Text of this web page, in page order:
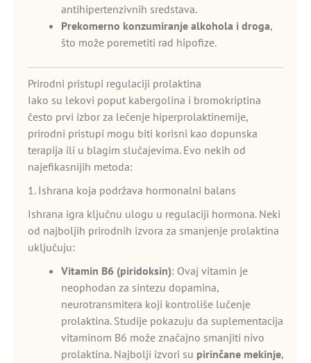
antihipertenzivnih sredstava.
Prekomerno konzumiranje alkohola i droga,
što može poremetiti rad hipofize.
Prirodni pristupi regulaciji prolaktina
Iako su lekovi poput kabergolina i bromokriptina
često prvi izbor za lečenje hiperprolaktinemije,
prirodni pristupi mogu biti korisni kao dopunska
terapija ili u blagim slučajevima. Evo nekih od
najefikasnijih metoda:
1. Ishrana koja podržava hormonalni balans
Ishrana igra ključnu ulogu u regulaciji hormona. Neki
od najboljih prirodnih izvora za smanjenje prolaktina
uključuju:
Vitamin B6 (piridoksin): Ovaj vitamin je
neophodan za sintezu dopamina,
neurotransmitera koji kontroliše lučenje
prolaktina. Studije pokazuju da suplementacija
vitaminom B6 može značajno smanjiti nivo
prolaktina. Najbolji izvori su pirinčane mekinje,